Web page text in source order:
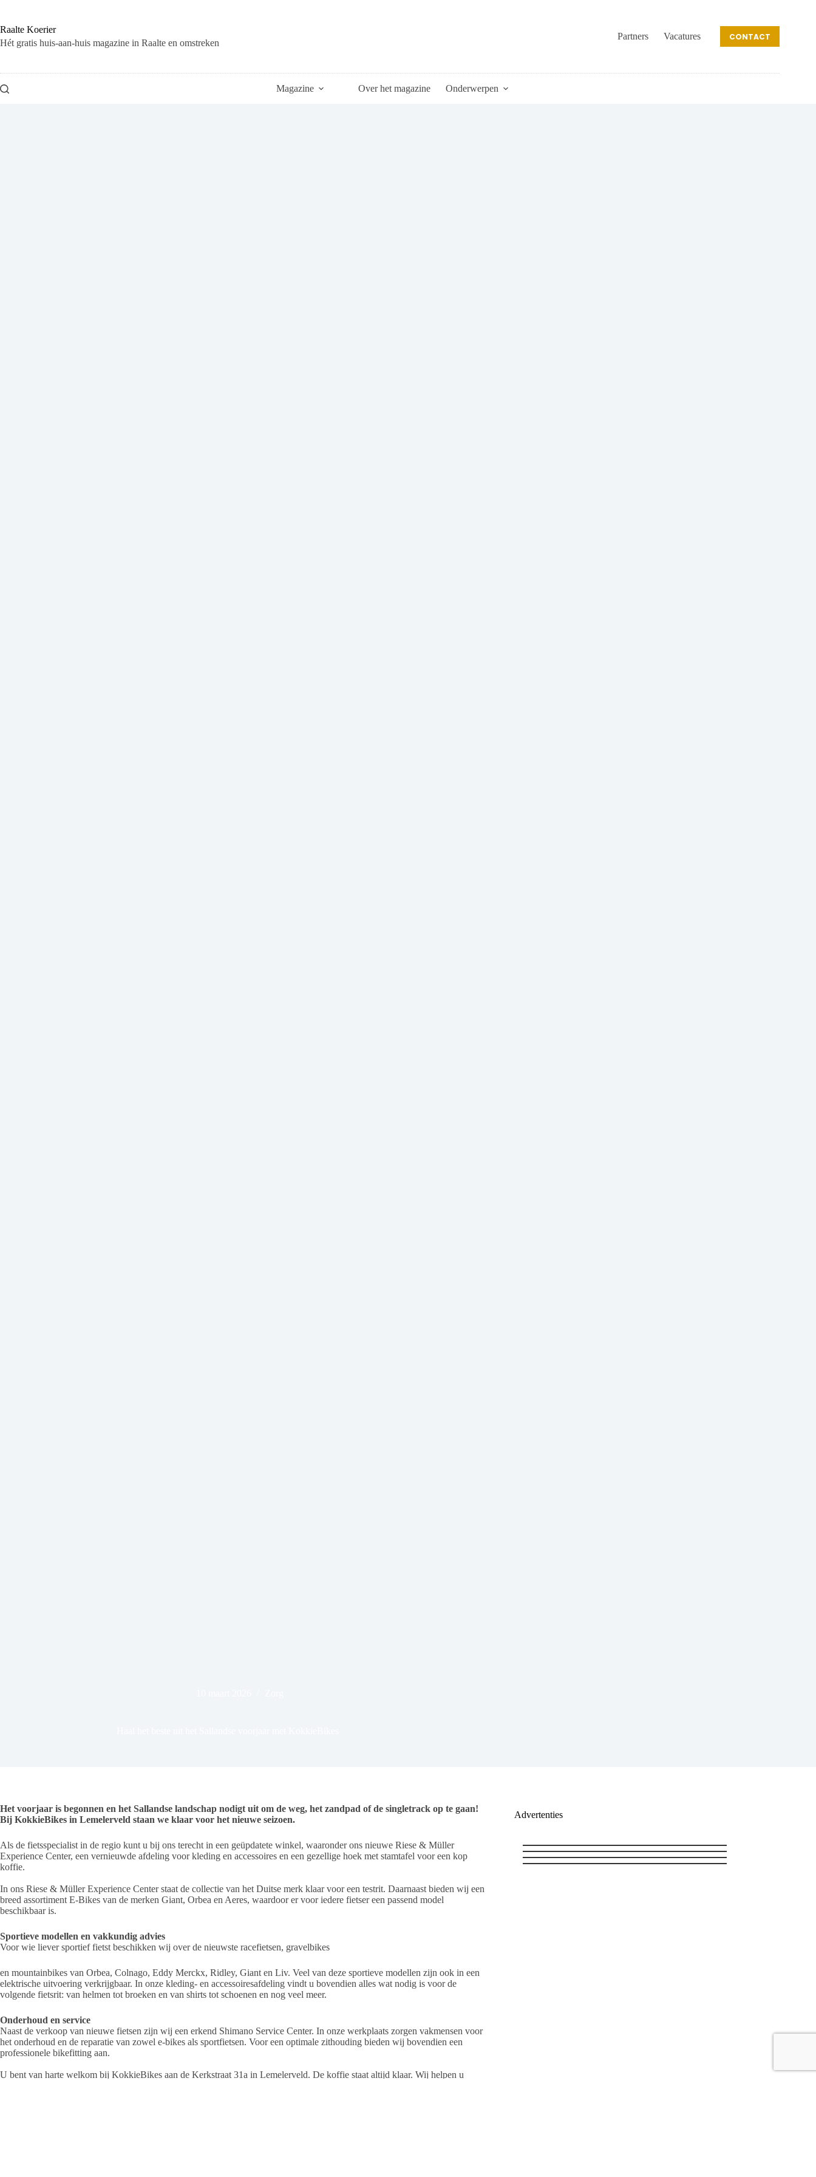
de
inhoud
Raalte Koerier
Hét gratis huis-aan-huis magazine in Raalte en omstreken
Partners Vacatures CONTACT
Magazine Over het magazine Onderwerpen
Het voorjaar is begonnen en het Sallandse landschap nodigt uit om de weg, het zandpad of de singletrack op te gaan!
Bij KokkieBikes in Lemelerveld staan we klaar voor het nieuwe seizoen.
Als de fietsspecialist in de regio kunt u bij ons terecht in een geüpdatete winkel, waaronder ons nieuwe Riese & Müller
Experience Center, een vernieuwde afdeling voor kleding en accessoires en een gezellige hoek met stamtafel voor een kop
koffie.
In ons Riese & Müller Experience Center staat de collectie van het Duitse merk klaar voor een testrit. Daarnaast bieden wij een
breed assortiment E‑Bikes van de merken Giant, Orbea en Aeres, waardoor er voor iedere fietser een passend model
beschikbaar is.
Sportieve modellen en vakkundig advies
Voor wie liever sportief fietst beschikken wij over de nieuwste racefietsen, gravelbikes
en mountainbikes van Orbea, Colnago, Eddy Merckx, Ridley, Giant en Liv. Veel van deze sportieve modellen zijn ook in een
elektrische uitvoering verkrijgbaar. In onze kleding- en accessoiresafdeling vindt u bovendien alles wat nodig is voor de
volgende fietsrit: van helmen tot broeken en van shirts tot schoenen en nog veel meer.
Onderhoud en service
Naast de verkoop van nieuwe fietsen zijn wij een erkend Shimano Service Center. In onze werkplaats zorgen vakmensen voor
het onderhoud en de reparatie van zowel e‑bikes als sportfietsen. Voor een optimale zithouding bieden wij bovendien een
professionele bikefitting aan.
U bent van harte welkom bij KokkieBikes aan de Kerkstraat 31a in Lemelerveld. De koffie staat altijd klaar. Wij helpen u
Advertenties